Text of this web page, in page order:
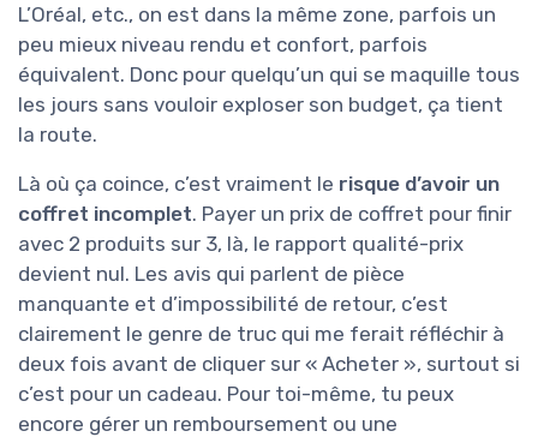
L’Oréal, etc., on est dans la même zone, parfois un
peu mieux niveau rendu et confort, parfois
équivalent. Donc pour quelqu’un qui se maquille tous
les jours sans vouloir exploser son budget, ça tient
la route.
Là où ça coince, c’est vraiment le risque d’avoir un
coffret incomplet. Payer un prix de coffret pour finir
avec 2 produits sur 3, là, le rapport qualité-prix
devient nul. Les avis qui parlent de pièce
manquante et d’impossibilité de retour, c’est
clairement le genre de truc qui me ferait réfléchir à
deux fois avant de cliquer sur « Acheter », surtout si
c’est pour un cadeau. Pour toi-même, tu peux
encore gérer un remboursement ou une